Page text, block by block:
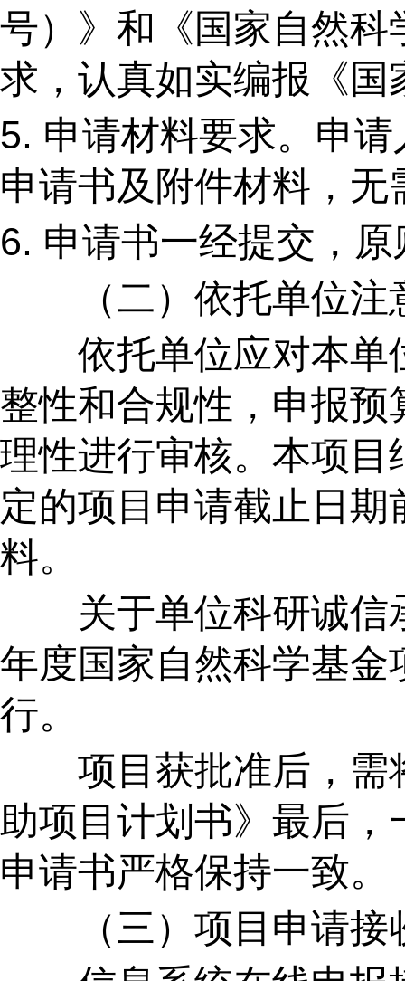
号）》和《国家自然
求，认真如实编报《
5. 申请材料要求。申
申请书及附件材料，
6. 申请书一经提交，
（二）依托单位注
依托单位应对本单
整性和合规性，申报
理性进行审核。本项
定的项目申请截止日
料。
关于单位科研诚信
年度国家自然科学基
行。
项目获批准后，需
助项目计划书》最后
申请书严格保持一致。
（三）项目申请接